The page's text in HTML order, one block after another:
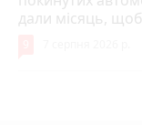
дали місяць,